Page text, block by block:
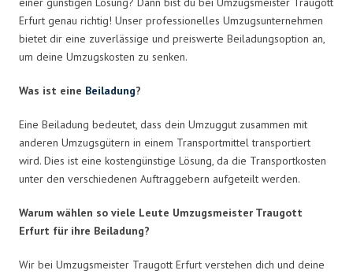
Erfurt genau richtig! Unser professionelles Umzugsunternehmen
bietet dir eine zuverlässige und preiswerte Beiladungsoption an,
um deine Umzugskosten zu senken.
Was ist eine Beiladung?
Eine Beiladung bedeutet, dass dein Umzuggut zusammen mit
anderen Umzugsgütern in einem Transportmittel transportiert
wird. Dies ist eine kostengünstige Lösung, da die Transportkosten
unter den verschiedenen Auftraggebern aufgeteilt werden.
Warum wählen so viele Leute Umzugsmeister Traugott
Erfurt für ihre Beiladung?
Wir bei Umzugsmeister Traugott Erfurt verstehen dich und deine